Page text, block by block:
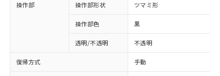
操作部 操作部形状 ツマミ形
操作部色 黒
透明/不透明 不透明
復帰方式 手動